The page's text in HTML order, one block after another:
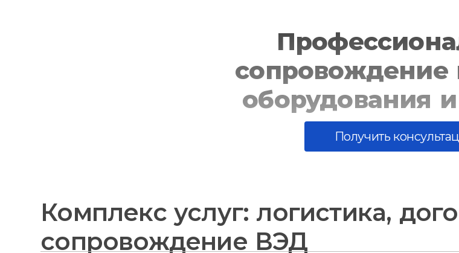
сопровождение
оборудования
Получить
Комплекс услуг: логистика,
сопровождение ВЭД